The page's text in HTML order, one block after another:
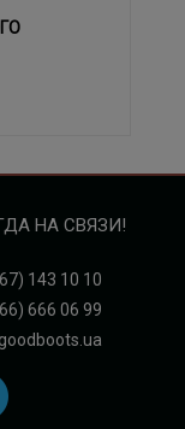
НА СВЯЗИ!
143 10 10
666 06 99